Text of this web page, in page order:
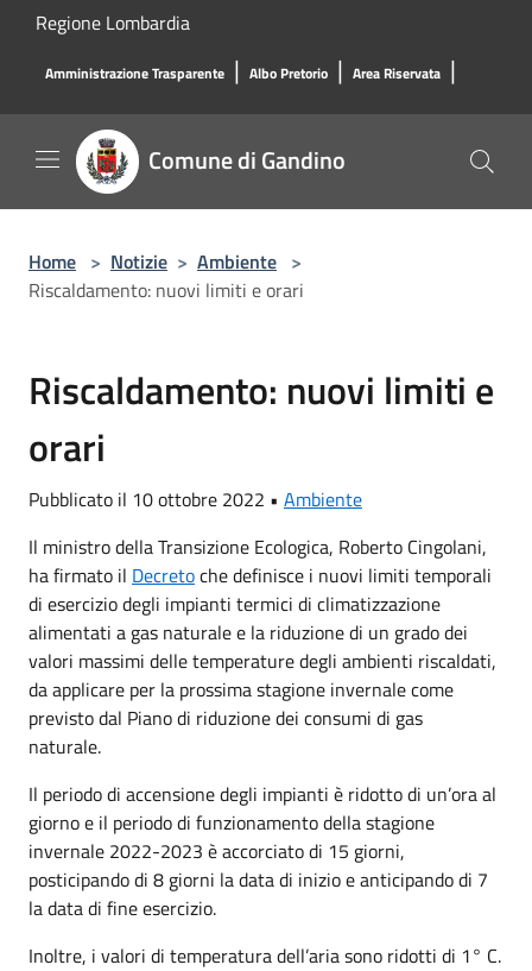
Salta al contenuto principale
Regione Lombardia
Amministrazione Trasparente | Albo Pretorio | Area Riservata |
Comune di Gandino
Home > Notizie > Ambiente >
Riscaldamento: nuovi limiti e orari
Riscaldamento: nuovi limiti e
orari
Pubblicato il 10 ottobre 2022 • Ambiente
Il ministro della Transizione Ecologica, Roberto Cingolani,
ha firmato il Decretoche definisce i nuovi limiti temporali
di esercizio degli impianti termici di climatizzazione
alimentati a gas naturale e la riduzione di un grado dei
valori massimi delle temperature degli ambienti riscaldati,
da applicare per la prossima stagione invernale come
previsto dal Piano di riduzione dei consumi di gas
naturale.
Il periodo di accensione degli impianti è ridotto di un’ora al
giorno e il periodo di funzionamento della stagione
invernale 2022-2023 è accorciato di 15 giorni,
posticipando di 8 giorni la data di inizio e anticipando di 7
la data di fine esercizio.
Inoltre, i valori di temperatura dell’aria sono ridotti di 1° C.